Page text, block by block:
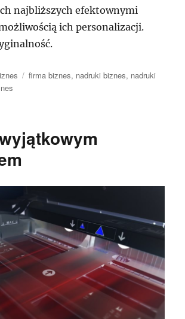
najbliższych efektownymi
ich personalizacji.
Tagi
firma biznes, nadruki biznes, nadruki